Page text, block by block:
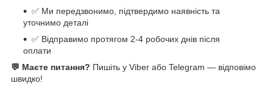
✅ Ми передзвонимо, підтвердимо наявність та
уточнимо деталі
✅ Відправимо протягом 2-4 робочих днів після
оплати
💬 Маєте питання? Пишіть у Viber або Telegram — відповімо
швидко!